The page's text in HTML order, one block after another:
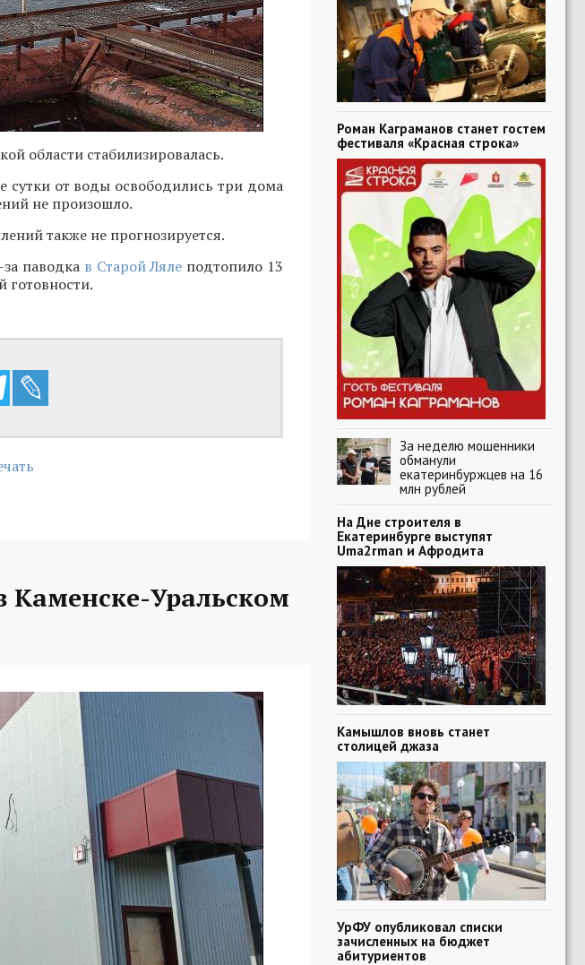
области стабилизировалась.
от воды освободились три дома
не произошло.
также не прогнозируется.
паводка в Старой Ляле подтопило 13
Каменске-Уральском
Роман Каграманов станет гостем
фестиваля «Красная строка»
За неделю мошенники
обманули
екатеринбуржцев на 16
млн рублей
На Дне строителя в
Екатеринбурге выступят
Uma2rman и Афродита
Камышлов вновь станет
столицей джаза
УрФУ опубликовал списки
зачисленных на бюджет
абитуриентов